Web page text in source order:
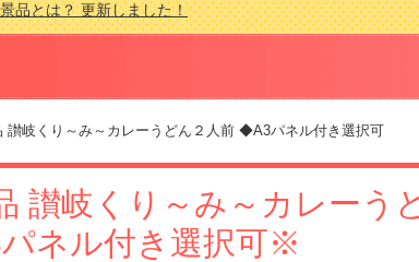
品とは？ 更新しました！
2000円～2999円編］もらってうれしい人気ラ…
人気ランキング 更新しました！
円～2999円編］もらってうれしい人気ラ…
くり～み～カレーうどん２人前 ◆A3パネル付き選択可
讃岐くり～み～カレーう
ネル付き選択可※